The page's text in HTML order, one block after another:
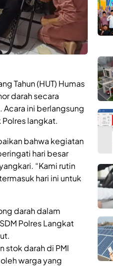
Tahun (HUT) Humas
darah secara
ini berlangsung
Polres langkat.
bahwa kegiatan
hari besar
“Kami rutin
hari ini untuk
darah dalam
Polres Langkat
stok darah di PMI
warga yang